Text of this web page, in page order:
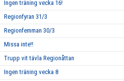
Ingen träning vecka 16!
Regionfyran 31/3
Regionfemman 30/3
Missa inte!!
Trupp vit tävla Regionåttan
Ingen träning vecka 8